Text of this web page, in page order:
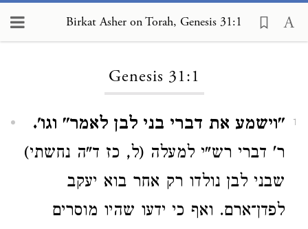
Birkat Asher on Torah, Genesis 31:1
Genesis 31:1
1
"וישמע את דברי בני לבן לאמר" וגו'.
ר' דברי רש"י למעלה (ל, כז ד"ה נחשתי)
שבני לבן נולדו רק אחר בוא יעקב
לפדן־ארם. ואף כי ידעו שהיו מוסרים